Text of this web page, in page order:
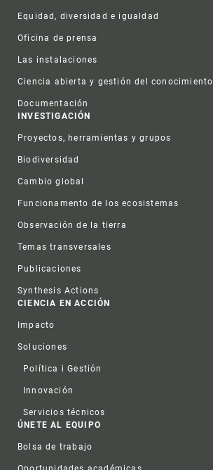
Equidad, diversidad e igualdad
Oficina de prensa
Las instalaciones
Ciencia abierta y gestión del conocimiento
Documentación
INVESTIGACIÓN
Proyectos, herramientas y grupos
Biodiversidad
Cambio global
Funcionamento de los ecosistemas
Observación de la tierra
Temas transversales
Publicaciones
Synthesis Actions
CIENCIA EN ACCIÓN
Impacto
Soluciones
Política i Gestión
Innovación
Servicios técnicos
ÚNETE AL EQUIPO
Bolsa de trabajo